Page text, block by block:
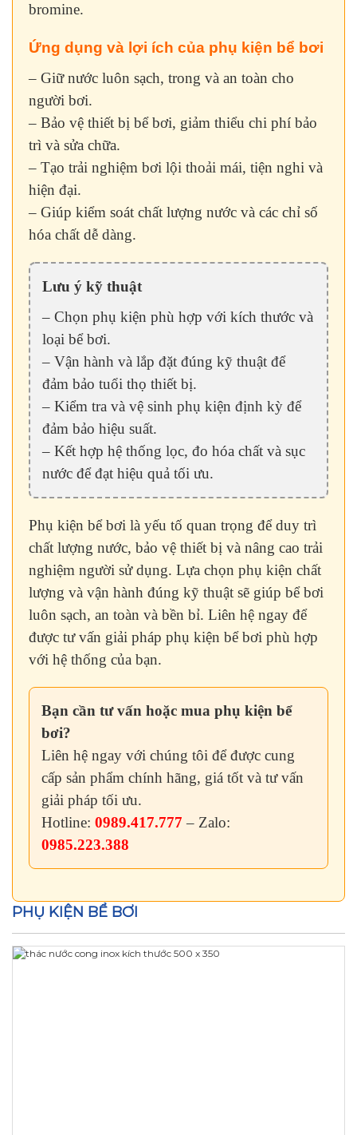
bromine.
Ứng dụng và lợi ích của phụ kiện bể bơi
– Giữ nước luôn sạch, trong và an toàn cho
người bơi.
– Bảo vệ thiết bị bể bơi, giảm thiểu chi phí bảo
trì và sửa chữa.
– Tạo trải nghiệm bơi lội thoải mái, tiện nghi và
hiện đại.
– Giúp kiểm soát chất lượng nước và các chỉ số
hóa chất dễ dàng.
Lưu ý kỹ thuật
– Chọn phụ kiện phù hợp với kích thước và
loại bể bơi.
– Vận hành và lắp đặt đúng kỹ thuật để
đảm bảo tuổi thọ thiết bị.
– Kiểm tra và vệ sinh phụ kiện định kỳ để
đảm bảo hiệu suất.
– Kết hợp hệ thống lọc, đo hóa chất và sục
nước để đạt hiệu quả tối ưu.
Phụ kiện bể bơi là yếu tố quan trọng để duy trì
chất lượng nước, bảo vệ thiết bị và nâng cao trải
nghiệm người sử dụng. Lựa chọn phụ kiện chất
lượng và vận hành đúng kỹ thuật sẽ giúp bể bơi
luôn sạch, an toàn và bền bỉ. Liên hệ ngay để
được tư vấn giải pháp phụ kiện bể bơi phù hợp
với hệ thống của bạn.
Bạn cần tư vấn hoặc mua phụ kiện bể
bơi?
Liên hệ ngay với chúng tôi để được cung
cấp sản phẩm chính hãng, giá tốt và tư vấn
giải pháp tối ưu.
Hotline: 0989.417.777 – Zalo:
0985.223.388
PHỤ KIỆN BỂ BƠI